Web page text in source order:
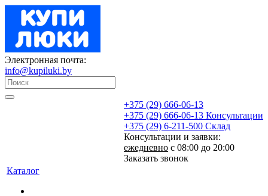
Электронная почта:
info@kupiluki.by
+375 (29) 666-06-13
+375 (29) 666-06-13 Консультации
+375 (29) 6-211-500 Склад
Консультации и заявки:
ежедневно с 08:00 до 20:00
Заказать звонок
Каталог